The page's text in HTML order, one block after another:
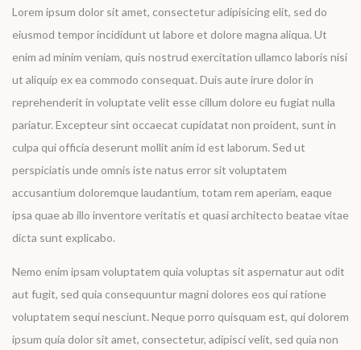
Lorem ipsum dolor sit amet, consectetur adipisicing elit, sed do
eiusmod tempor incididunt ut labore et dolore magna aliqua. Ut
enim ad minim veniam, quis nostrud exercitation ullamco laboris nisi
ut aliquip ex ea commodo consequat. Duis aute irure dolor in
reprehenderit in voluptate velit esse cillum dolore eu fugiat nulla
pariatur. Excepteur sint occaecat cupidatat non proident, sunt in
culpa qui officia deserunt mollit anim id est laborum. Sed ut
perspiciatis unde omnis iste natus error sit voluptatem
accusantium doloremque laudantium, totam rem aperiam, eaque
ipsa quae ab illo inventore veritatis et quasi architecto beatae vitae
dicta sunt explicabo.
Nemo enim ipsam voluptatem quia voluptas sit aspernatur aut odit
aut fugit, sed quia consequuntur magni dolores eos qui ratione
voluptatem sequi nesciunt. Neque porro quisquam est, qui dolorem
ipsum quia dolor sit amet, consectetur, adipisci velit, sed quia non